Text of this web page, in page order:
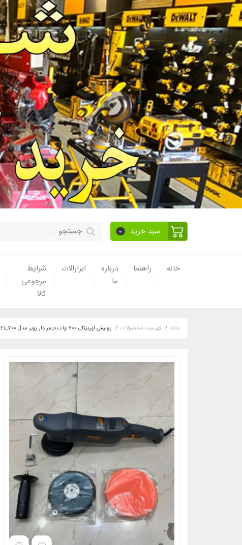
سبد خرید 0
خانه راهنما
درباره
ما
ابزارالات
شرایط
مرجوعی
کالا
خانه فهرست محصولات پولیش اوربیتال 700 وات دیمر دار زوبر مدل P150_21_700, ویدئو تست پائین صفحه